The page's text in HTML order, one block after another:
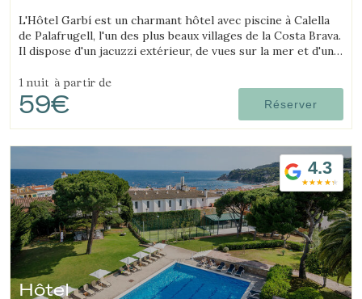
L'Hôtel Garbí est un charmant hôtel avec piscine à Calella
de Palafrugell, l'un des plus beaux villages de la Costa Brava.
Il dispose d'un jacuzzi extérieur, de vues sur la mer et d'une
1 nuit à partir de
59€ Réserver
4.3
Hôtel